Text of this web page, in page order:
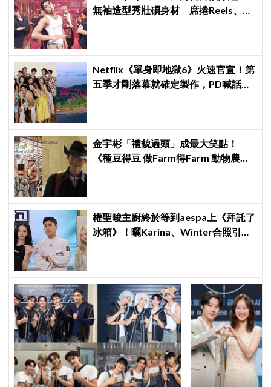
無袖造型秀壯碩身材 席捲Reels、
Netflix《單身即地獄6》火速官宣！第
五季才剛落幕就確定製作，PD喊話：
金宇彬「禮貌過頭」成最大笑點！
《種豆得豆 做Farm得Farm 動物農
權聖晙主廚終於等到aespa上《拜託了
冰箱》！曬Karina、Winter合照引爆